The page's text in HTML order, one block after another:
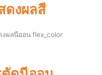
ดงผลสี